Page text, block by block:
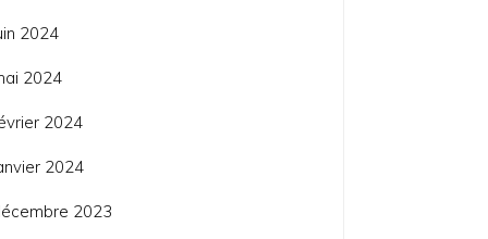
2024
2024
2024
2024
2023